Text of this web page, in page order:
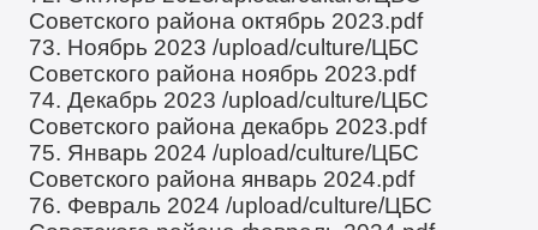
Советского района октябрь 2023.pdf
73. Ноябрь 2023/upload/culture/ЦБС
Советского района ноябрь 2023.pdf
74. Декабрь 2023/upload/culture/ЦБС
Советского района декабрь 2023.pdf
75. Январь 2024/upload/culture/ЦБС
Советского района январь 2024.pdf
76. Февраль 2024/upload/culture/ЦБС